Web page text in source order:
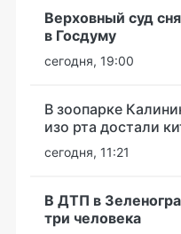
Верховный суд
в Госдуму
сегодня, 19:00
В зоопарке
изо рта достали
сегодня, 11:21
В ДТП в
три человека